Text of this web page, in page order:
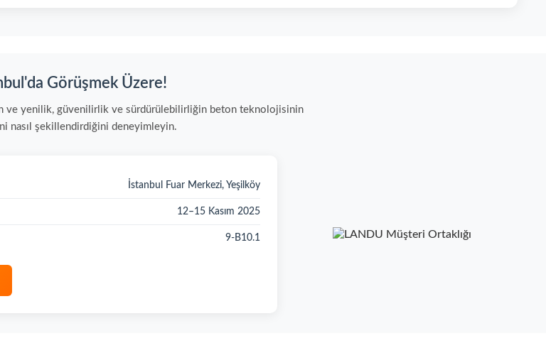
Görüşmek Üzere!
ve yenilik, güvenilirlik ve sürdürülebilirliğin beton teknolojisinin
nasıl şekillendirdiğini deneyimleyin.
İstanbul Fuar Merkezi, Yeşilköy
12–15 Kasım 2025
9-B10.1